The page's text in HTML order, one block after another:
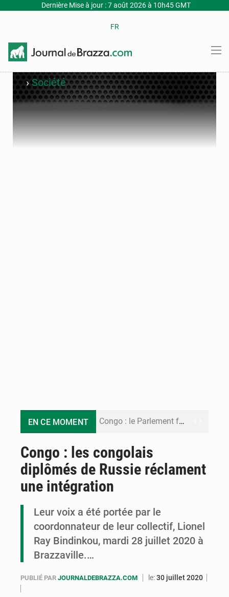
Dernière Mise à jour : 7 août 2026 à 10h45 GMT
FR
›Société
EN CE MOMENT Congo : le Parlement formule 28 recommandations sur le Cadre budgétaire 2027-2029
Congo : la Grande foire agricole pour renforcer la souveraineté alimentaire
Congo : les congolais
diplômés de Russie réclament
une intégration
Leur voix a été portée par le
coordonnateur de leur collectif, Lionel
Ray Bindinkou, mardi 28 juillet 2020 à
Brazzaville.…
PUBLIÉ PAR JOURNALDEBRAZZA.COM le:30 juillet 2020